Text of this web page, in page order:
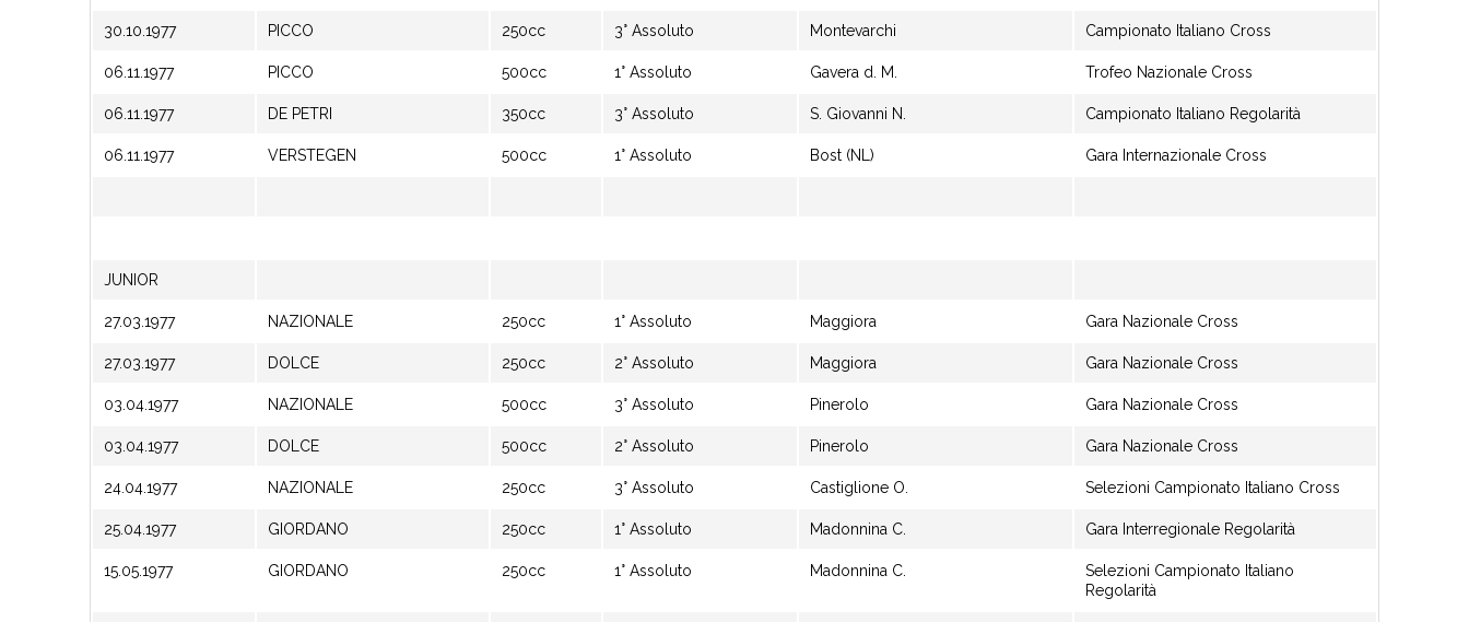
30.10.1977 PICCO 250cc 3° Assoluto Montevarchi Campionato Italiano Cross
06.11.1977 PICCO 500cc 1° Assoluto Gavera d. M. Trofeo Nazionale Cross
06.11.1977 DE PETRI 350cc 3° Assoluto S. Giovanni N. Campionato Italiano Regolarità
06.11.1977 VERSTEGEN 500cc 1° Assoluto Bost (NL) Gara Internazionale Cross
JUNIOR
27.03.1977 NAZIONALE 250cc 1° Assoluto Maggiora Gara Nazionale Cross
27.03.1977 DOLCE 250cc 2° Assoluto Maggiora Gara Nazionale Cross
03.04.1977 NAZIONALE 500cc 3° Assoluto Pinerolo Gara Nazionale Cross
03.04.1977 DOLCE 500cc 2° Assoluto Pinerolo Gara Nazionale Cross
24.04.1977 NAZIONALE 250cc 3° Assoluto Castiglione O. Selezioni Campionato Italiano Cross
25.04.1977 GIORDANO 250cc 1° Assoluto Madonnina C. Gara Interregionale Regolarità
15.05.1977 GIORDANO 250cc 1° Assoluto Madonnina C.
Selezioni Campionato Italiano
Regolarità